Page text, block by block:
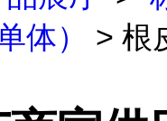
体）
> 根